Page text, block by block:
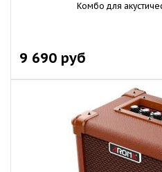
Комбо для
9 690 руб